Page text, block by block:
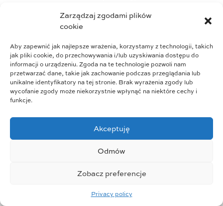
Zarządzaj zgodami plików
cookie
Aby zapewnić jak najlepsze wrażenia, korzystamy z technologii, takich
jak pliki cookie, do przechowywania i/lub uzyskiwania dostępu do
informacji o urządzeniu. Zgoda na te technologie pozwoli nam
przetwarzać dane, takie jak zachowanie podczas przeglądania lub
unikalne identyfikatory na tej stronie. Brak wyrażenia zgody lub
wycofanie zgody może niekorzystnie wpłynąć na niektóre cechy i
funkcje.
Akceptuję
Odmów
Zobacz preferencje
Privacy policy
Who we are